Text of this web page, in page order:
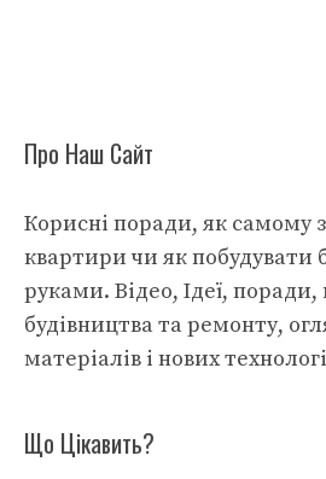
Про Наш Сайт
Корисні поради, як самому
квартири чи як побудувати
руками. Відео, Ідеї,
будівництва та ремонту,
матеріалів і нових
Що Цікавить?